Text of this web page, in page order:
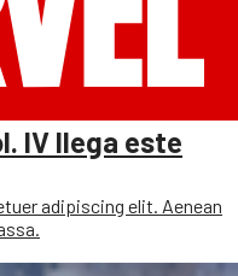
IV llega este
adipiscing elit. Aenean